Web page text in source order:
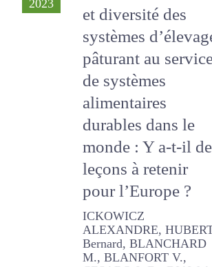
#253
Multifonctionnalité
et diversité des
systèmes
d’élevage pâturant
au service de
systèmes
alimentaires
durables dans le
monde : Y a-t-il
des leçons à
retenir pour
l’Europe ?